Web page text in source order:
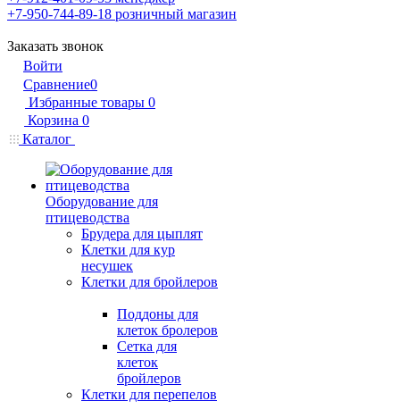
+7-950-744-89-18 розничный магазин
Заказать звонок
Войти
Сравнение0
Избранные товары 0
Корзина 0
Каталог
Оборудование для
птицеводства
Брудера для цыплят
Клетки для кур
несушек
Клетки для бройлеров
Поддоны для
клеток бролеров
Сетка для
клеток
бройлеров
Клетки для перепелов